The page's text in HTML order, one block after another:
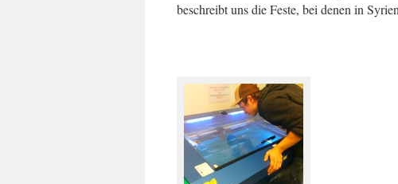
beschreibt uns die Feste, bei denen in